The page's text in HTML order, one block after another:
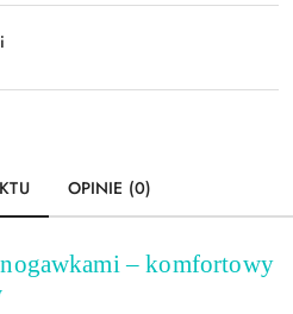
OPINIE (0)
– komfortowy